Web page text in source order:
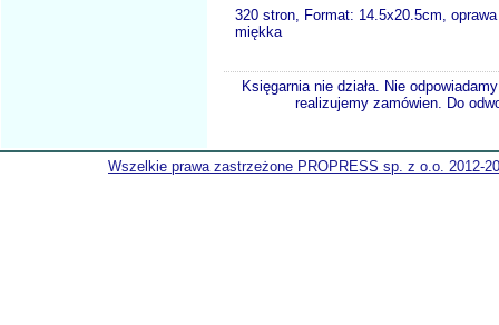
320 stron, Format: 14.5x20.5cm, oprawa
miękka
Księgarnia nie działa. Nie
realizujemy zamówien. Do
Wszelkie prawa zastrzeżone PROPRESS sp. z o.o. 2012-